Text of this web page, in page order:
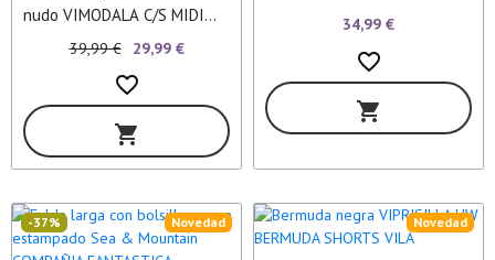
nudo VIMODALA C/S MIDI
DRESS VILA
39,99 € 29,99 €
favorite_border
shopping_cart
34,99 €
favorite_border
shopping_cart
Novedad
-37% Novedad